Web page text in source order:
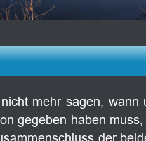
nicht mehr sagen, wann
gegeben haben muss,
der